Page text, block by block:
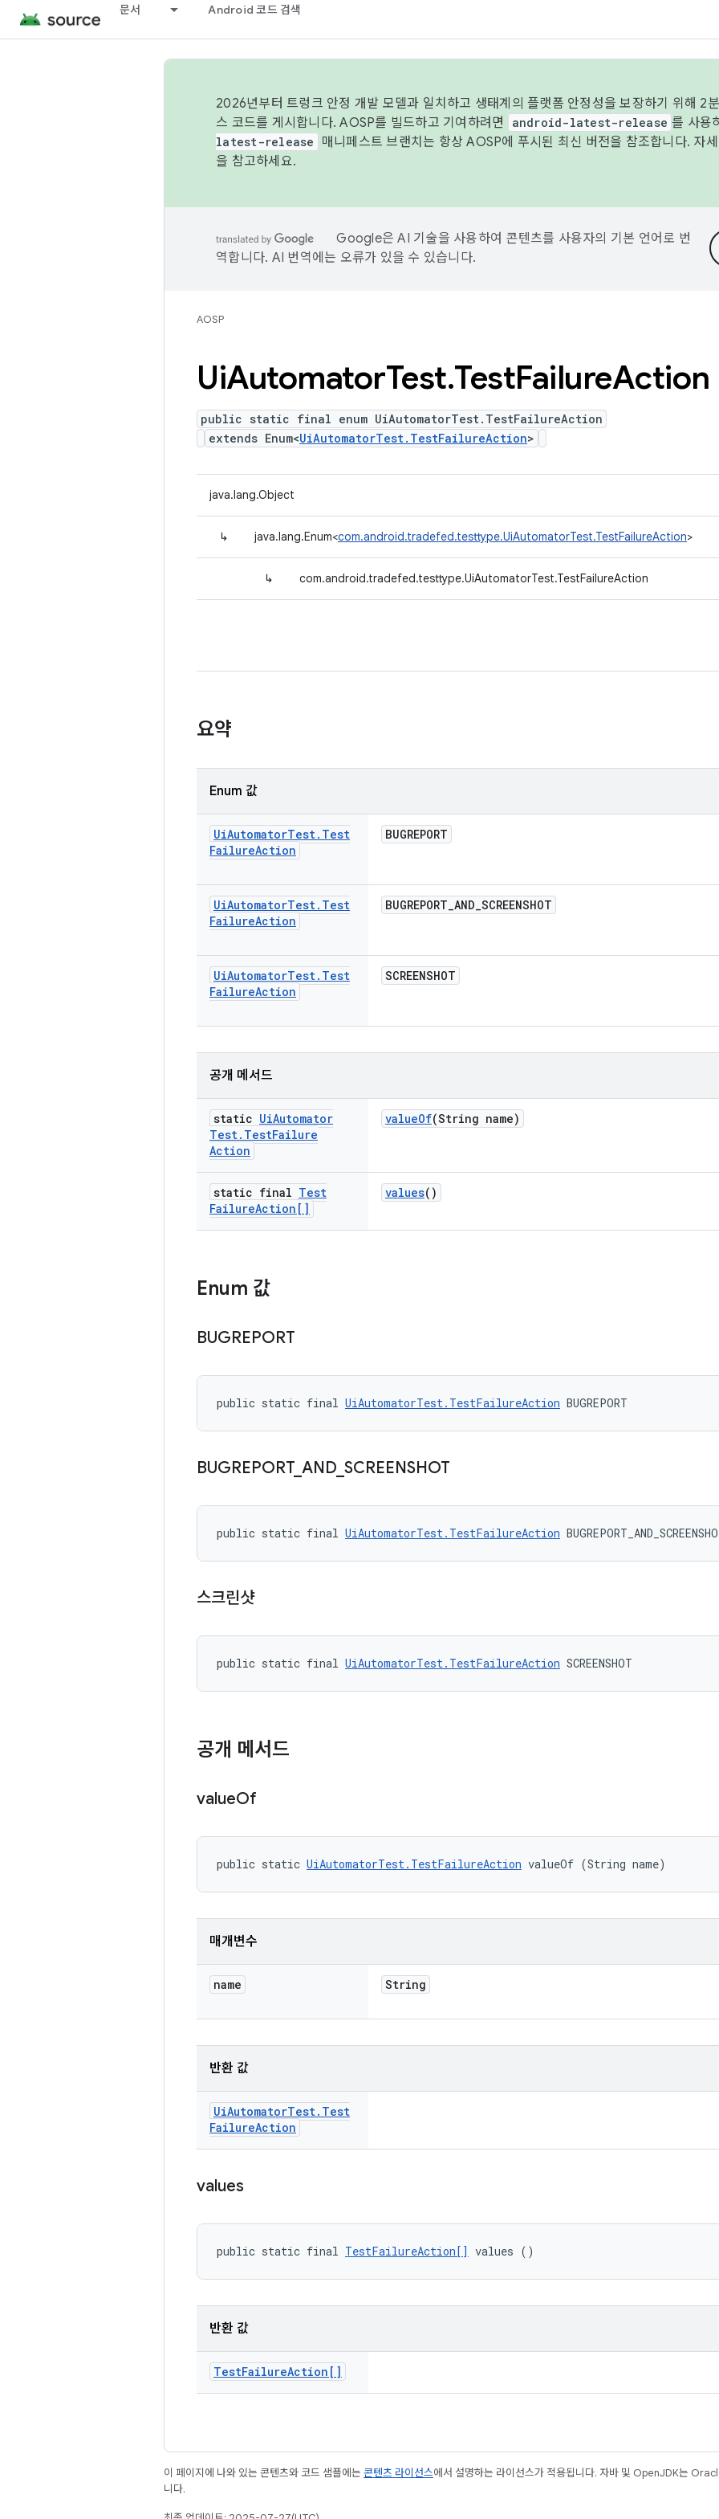
문서 Android 코드 검색
2026년부터 트렁크 안정 개발 모델과 일치하고 생태계의 플랫폼 안정성을 보장하기 위해 2
스 코드를 게시합니다. AOSP를 빌드하고 기여하려면
android-latest-release 를 사용
latest-release
매니페스트 브랜치는 항상 AOSP에 푸시된 최신 버전을 참조합니다. 자
을 참고하세요.
Google은 AI 기술을 사용하여 콘텐츠를 사용자의 기본 언어로 번
역합니다. AI 번역에는 오류가 있을 수 있습니다.
AOSP
UiAutomatorTest.TestFailureAction
public static final enum UiAutomatorTest.TestFailureAction
extends Enum<UiAutomatorTest.TestFailureAction>
java.lang.Object
↳ java.lang.Enum<com.android.tradefed.testtype.UiAutomatorTest.TestFailureAction>
↳ com.android.tradefed.testtype.UiAutomatorTest.TestFailureAction
요약
Enum 값
UiAutomatorTest. Test
FailureAction
BUGREPORT
UiAutomatorTest. Test
FailureAction
BUGREPORT_AND_SCREENSHOT
UiAutomatorTest. Test
FailureAction
SCREENSHOT
공개 메서드
static UiAutomator
Test. TestFailure
Action
valueOf(String name)
static final Test
FailureAction[]
values()
Enum 값
BUGREPORT
public static final UiAutomatorTest.TestFailureAction BUGREPORT
BUGREPORT_ AND SCREENSHOT
public static final UiAutomatorTest.TestFailureAction
스크린샷
public static final UiAutomatorTest.TestFailureAction SCREENSHOT
공개 메서드
valueOf
public static UiAutomatorTest.TestFailureAction valueOf (String name)
매개변수
name String
반환 값
UiAutomatorTest. Test
FailureAction
values
public static final TestFailureAction[] values ()
반환 값
TestFailureAction[]
이 페이지에 나와 있는 콘텐츠와 코드 샘플에는 콘텐츠 라이선스에서 설명하는 라이선스가 적용됩니다. 자바 및 OpenJDK는
니다.